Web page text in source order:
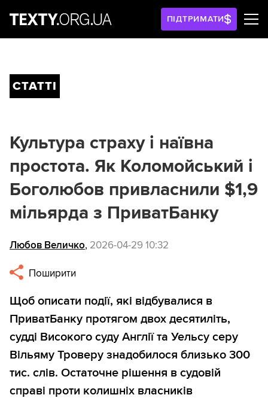
ПІДТРИМАТИ
СТАТТІ
Культура страху і наївна
простота. Як Коломойський і
Боголюбов привласнили $1,9
мільярда з ПриватБанку
Любов Величко, 2026-04-29 10:32
Поширити
Щоб описати події, які відбувалися в
ПриватБанку протягом двох десятиліть,
судді Високого суду Англії та Уельсу серу
Вільяму Троверу знадобилося близько 300
тис. слів. Остаточне рішення в судовій
справі проти колишніх власників